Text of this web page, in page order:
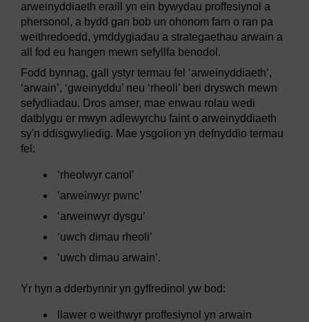
arweinyddiaeth eraill yn ein bywydau proffesiynol a
phersonol, a bydd gan bob un ohonom farn o ran pa
weithredoedd, ymddygiadau a strategaethau arwain a
all fod eu hangen mewn sefyllfa benodol.
Fodd bynnag, gall ystyr termau fel ‘arweinyddiaeth’,
‘arwain’, ‘gweinyddu’ neu ‘rheoli’ beri dryswch mewn
sefydliadau. Dros amser, mae enwau rolau wedi
datblygu er mwyn adlewyrchu faint o arweinyddiaeth
sy'n ddisgwyliedig. Mae ysgolion yn defnyddio termau
fel:
‘rheolwyr canol’
‘arweinwyr pwnc’
‘arweinwyr dysgu’
‘uwch dimau rheoli’
‘uwch dimau arwain’.
Yr hyn a dderbynnir yn gyffredinol yw bod:
llawer o weithwyr proffesiynol yn arwain